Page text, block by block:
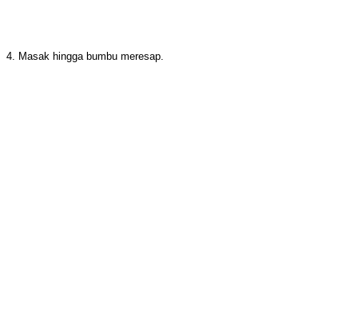
4. Masak hingga bumbu meresap.